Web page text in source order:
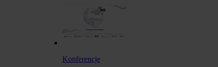
Konferencje